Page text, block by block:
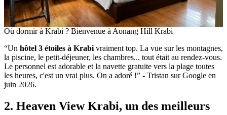
Où dormir à Krabi ? Bienvenue à Aonang Hill Krabi
“Un hôtel‎ 3 étoiles à Krabi vraiment top. La vue sur les montagnes,
la piscine, le petit-déjeuner, les chambres... tout était au rendez-vous.
Le personnel est adorable et la navette gratuite vers la plage toutes
les heures, c'est un vrai plus. On a adoré !” - Tristan sur Google en‎
juin 2026.
2. Heaven View Krabi, un des meilleurs